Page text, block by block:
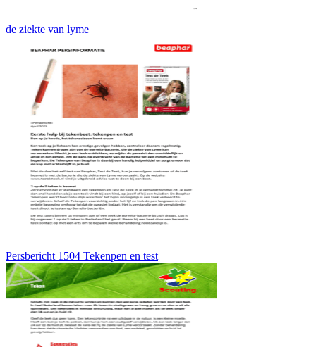
de ziekte van lyme
Persbericht 1504 Tekenpen en test